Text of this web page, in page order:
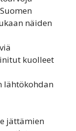
näiden
kuolleet
lähtökohdan
jättämien